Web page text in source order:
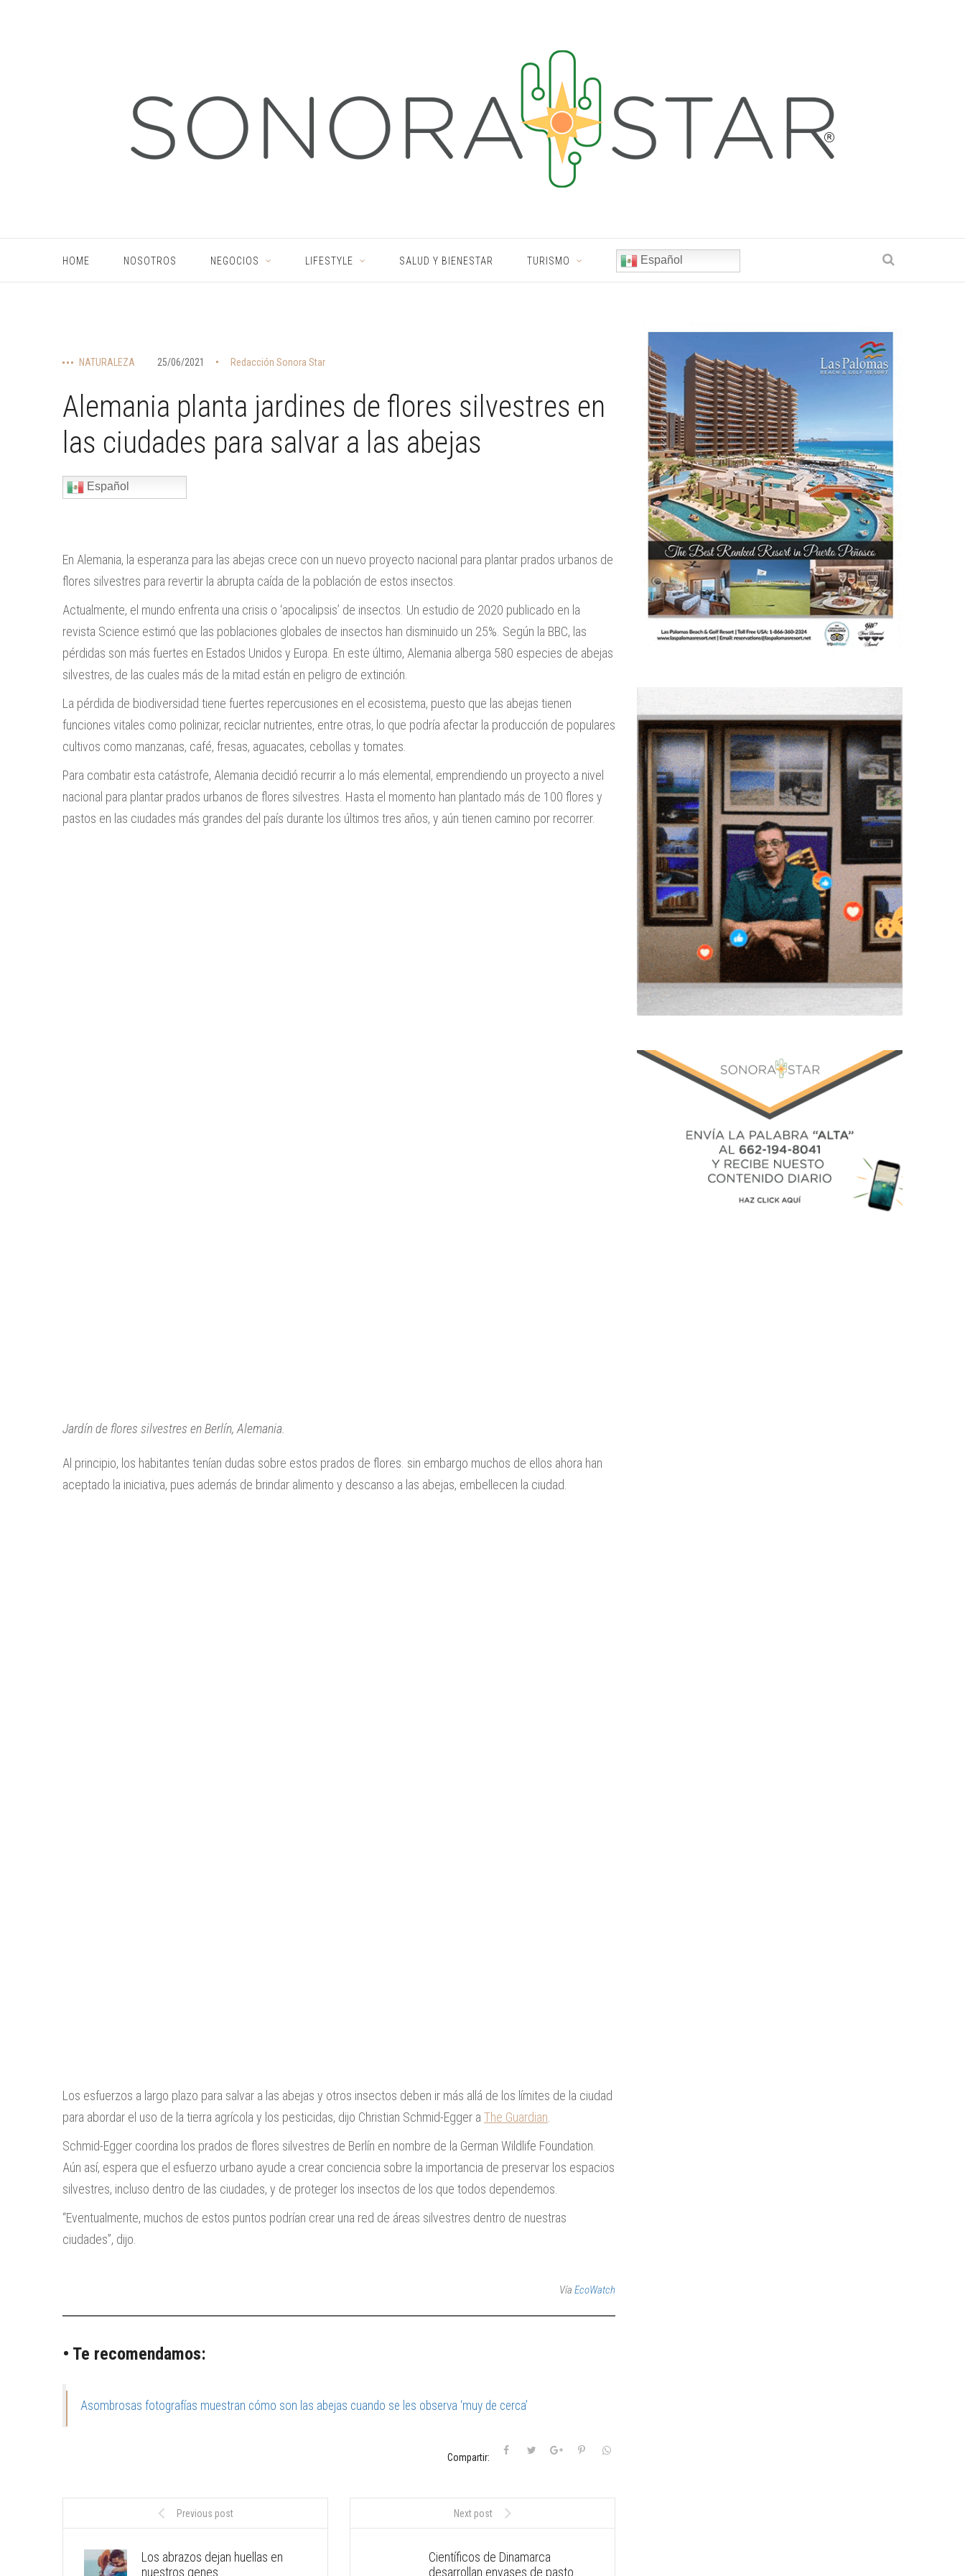
HOME NOSOTROS NEGOCIOS LIFESTYLE SALUD Y BIENESTAR TURISMO Español
NATURALEZA 25/06/2021 Redacción Sonora Star
Alemania planta jardines de flores silvestres en
las ciudades para salvar a las abejas
Español
En Alemania, la esperanza para las abejas crece con un nuevo proyecto nacional para plantar prados urbanos de
flores silvestres para revertir la abrupta caída de la población de estos insectos.
Actualmente, el mundo enfrenta una crisis o ‘apocalipsis’ de insectos. Un estudio de 2020 publicado en la
revista Science estimó que las poblaciones globales de insectos han disminuido un 25%. Según la BBC, las
pérdidas son más fuertes en Estados Unidos y Europa. En este último, Alemania alberga 580 especies de abejas
silvestres, de las cuales más de la mitad están en peligro de extinción.
La pérdida de biodiversidad tiene fuertes repercusiones en el ecosistema, puesto que las abejas tienen
funciones vitales como polinizar, reciclar nutrientes, entre otras, lo que podría afectar la producción de populares
cultivos como manzanas, café, fresas, aguacates, cebollas y tomates.
Para combatir esta catástrofe, Alemania decidió recurrir a lo más elemental, emprendiendo un proyecto a nivel
nacional para plantar prados urbanos de flores silvestres. Hasta el momento han plantado más de 100 flores y
pastos en las ciudades más grandes del país durante los últimos tres años, y aún tienen camino por recorrer.
Jardín de flores silvestres en Berlín, Alemania.
Al principio, los habitantes tenían dudas sobre estos prados de flores. sin embargo muchos de ellos ahora han
aceptado la iniciativa, pues además de brindar alimento y descanso a las abejas, embellecen la ciudad.
Los esfuerzos a largo plazo para salvar a las abejas y otros insectos deben ir más allá de los límites de la ciudad
para abordar el uso de la tierra agrícola y los pesticidas, dijo Christian Schmid-Egger a The Guardian
Schmid-Egger coordina los prados de flores silvestres de Berlín en nombre de la German Wildlife Foundation.
Aún así, espera que el esfuerzo urbano ayude a crear conciencia sobre la importancia de preservar los espacios
silvestres, incluso dentro de las ciudades, y de proteger los insectos de los que todos dependemos.
“Eventualmente, muchos de estos puntos podrían crear una red de áreas silvestres dentro de nuestras
ciudades”, dijo.
Vía EcoWatch
• Te recomendamos:
Asombrosas fotografías muestran cómo son las abejas cuando se les observa ‘muy de cerca’
Compartir:
Previous post
Los abrazos dejan huellas en
nuestros genes
Next post
Científicos de Dinamarca
desarrollan envases de pasto